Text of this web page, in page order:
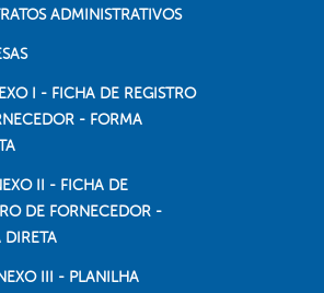
ADMINISTRATIVOS
I - FICHA DE REGISTRO
- FORMA
II - FICHA DE
DE FORNECEDOR -
DIRETA
III - PLANILHA